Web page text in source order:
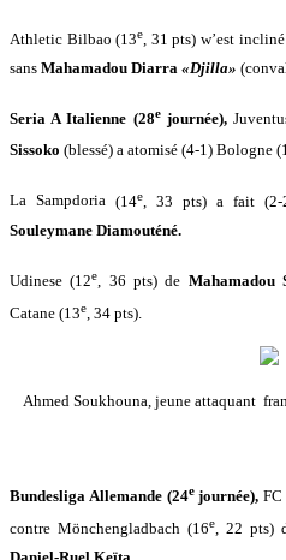
Athletic Bilbao (13e , 31 pts) w’est
sans Mahamadou Diarra «Djilla»
Seria A Italienne (28ejournée),
Sissoko (blessé) a atomisé (4-1) Bologne
La Sampdoria (14e , 33 pts) a fait (2-
Souleymane Diamouténé.
Udinese (12e, 36 pts) de Mahamadou
Catane (13e , 34 pts).
Ahmed Soukhouna, jeune attaquant
Bundesliga Allemande (24ejournée),
contre Mönchengladbach (16e , 22 pts)